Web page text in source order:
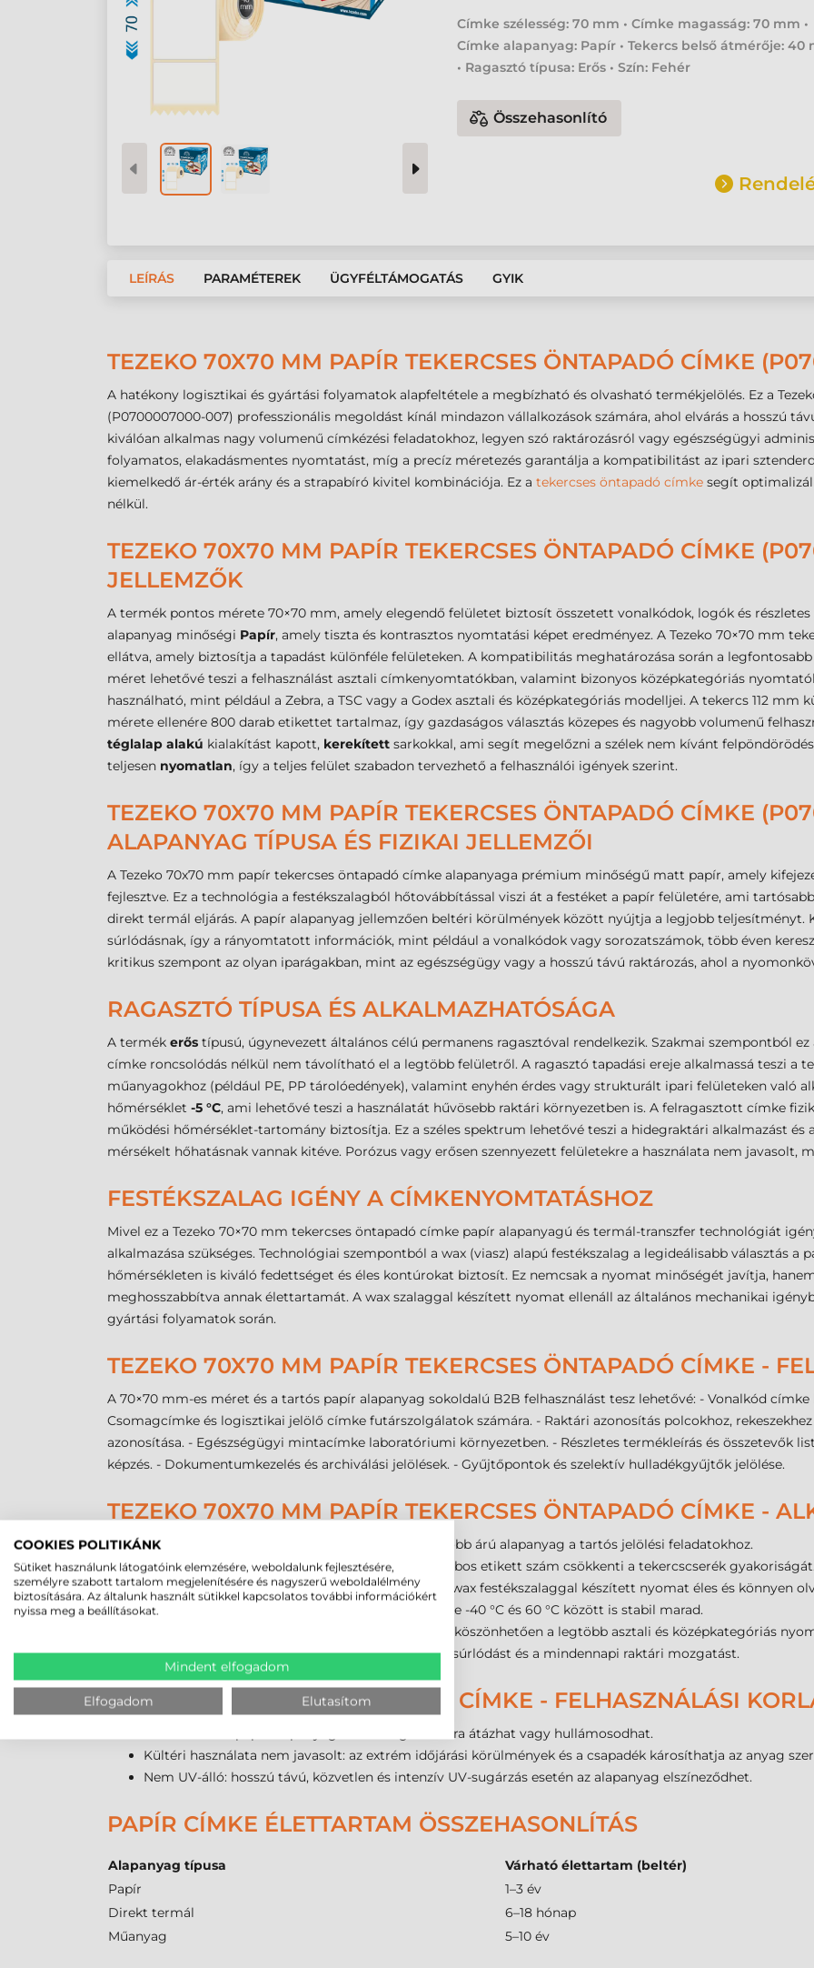
Címke szélesség: 70 mm • Címke magasság: 70 mm •
Címke alapanyag: Papír • Tekercs belső átmérője: 40
• Ragasztó típusa: Erős • Szín: Fehér
Összehasonlító
LEÍRÁS PARAMÉTEREK ÜGYFÉLTÁMOGATÁS GYIK
TEZEKO 70X70 MM PAPÍR TEKERCSES ÖNTAPADÓ CÍMKE
A hatékony logisztikai és gyártási folyamatok alapfeltétele a megbízható és olvasható termékjelölés. Ez a
(P0700007000-007) professzionális megoldást kínál mindazon vállalkozások számára, ahol elvárás a hosszú
kiválóan alkalmas nagy volumenű címkézési feladatokhoz, legyen szó raktározásról vagy egészségügyi
folyamatos, elakadásmentes nyomtatást, míg a precíz méretezés garantálja a kompatibilitást az ipari
kiemelkedő ár-érték arány és a strapabíró kivitel kombinációja. Ez a tekercses öntapadó címke segít
nélkül.
TEZEKO 70X70 MM PAPÍR TEKERCSES ÖNTAPADÓ CÍMKE
JELLEMZŐK
A termék pontos mérete 70×70 mm, amely elegendő felületet biztosít összetett vonalkódok, logók és
alapanyag minőségi Papír, amely tiszta és kontrasztos nyomtatási képet eredményez. A Tezeko 70×70 mm
ellátva, amely biztosítja a tapadást különféle felületeken. A kompatibilitás meghatározása során a
méret lehetővé teszi a felhasználást asztali címkenyomtatókban, valamint bizonyos középkategóriás
használható, mint például a Zebra, a TSC vagy a Godex asztali és középkategóriás modelljei. A tekercs 112
mérete ellenére 800 darab etikettet tartalmaz, így gazdaságos választás közepes és nagyobb volumenű
téglalap alakú kialakítást kapott, kerekített sarkokkal, ami segít megelőzni a szélek nem kívánt
teljesen nyomatlan, így a teljes felület szabadon tervezhető a felhasználói igények szerint.
TEZEKO 70X70 MM PAPÍR TEKERCSES ÖNTAPADÓ CÍMKE
ALAPANYAG TÍPUSA ÉS FIZIKAI JELLEMZŐI
A Tezeko 70x70 mm papír tekercses öntapadó címke alapanyaga prémium minőségű matt papír, amely
fejlesztve. Ez a technológia a festékszalagból hőtovábbítással viszi át a festéket a papír felületére, ami
direkt termál eljárás. A papír alapanyag jellemzően beltéri körülmények között nyújtja a legjobb teljesítményt.
súrlódásnak, így a rányomtatott információk, mint például a vonalkódok vagy sorozatszámok, több éven
kritikus szempont az olyan iparágakban, mint az egészségügy vagy a hosszú távú raktározás, ahol a
RAGASZTÓ TÍPUSA ÉS ALKALMAZHATÓSÁGA
A termék erős típusú, úgynevezett általános célú permanens ragasztóval rendelkezik. Szakmai szempontból
címke roncsolódás nélkül nem távolítható el a legtöbb felületről. A ragasztó tapadási ereje alkalmassá teszi a
műanyagokhoz (például PE, PP tárolóedények), valamint enyhén érdes vagy strukturált ipari felületeken való
hőmérséklet -5 °C, ami lehetővé teszi a használatát hűvösebb raktári környezetben is. A felragasztott címke
működési hőmérséklet-tartomány biztosítja. Ez a széles spektrum lehetővé teszi a hidegraktári alkalmazást és
mérsékelt hőhatásnak vannak kitéve. Porózus vagy erősen szennyezett felületekre a használata nem javasolt,
FESTÉKSZALAG IGÉNY A CÍMKENYOMTATÁSHOZ
Mivel ez a Tezeko 70×70 mm tekercses öntapadó címke papír alapanyagú és termál-transzfer technológiát
alkalmazása szükséges. Technológiai szempontból a wax (viasz) alapú festékszalag a legideálisabb választás a
hőmérsékleten is kiváló fedettséget és éles kontúrokat biztosít. Ez nemcsak a nyomat minőségét javítja,
meghosszabbítva annak élettartamát. A wax szalaggal készített nyomat ellenáll az általános mechanikai
gyártási folyamatok során.
TEZEKO 70X70 MM PAPÍR TEKERCSES ÖNTAPADÓ CÍMKE -
A 70×70 mm-es méret és a tartós papír alapanyag sokoldalú B2B felhasználást tesz lehetővé: - Vonalkód
Csomagcímke és logisztikai jelölő címke futárszolgálatok számára. - Raktári azonosítás polcokhoz,
azonosítása. - Egészségügyi mintacímke laboratóriumi környezetben. - Részletes termékleírás és összetevők
képzés. - Dokumentumkezelés és archiválási jelölések. - Gyűjtőpontok és szelektív hulladékgyűjtők jelölése.
TEZEKO 70X70 MM PAPÍR TEKERCSES ÖNTAPADÓ CÍMKE -
Költséghatékony megoldás: a papír a legkedvezőbb árú alapanyag a tartós jelölési feladatokhoz.
Gazdaságos kiszerelés: a tekercsenkénti 800 darabos etikett szám csökkenti a tekercscserék gyakoriságát.
Kiváló nyomatminőség: a matt papír felületen a wax festékszalaggal készített nyomat éles és könnyen
Széles működési tartomány: a felragasztott címke -40 °C és 60 °C között is stabil marad.
Ipari kompatibilitás: a 40 mm-es cséveméretnek köszönhetően a legtöbb asztali és középkategóriás
Mechanikai védelem: a papír alapanyag jól tűri a súrlódást és a mindennapi raktári mozgatást.
PAPÍR TEKERCSES ÖNTAPADÓ CÍMKE - FELHASZNÁLÁSI
Nem vízálló: a papír alapanyag nedvesség hatására átázhat vagy hullámosodhat.
Kültéri használata nem javasolt: az extrém időjárási körülmények és a csapadék károsíthatja az anyag
Nem UV-álló: hosszú távú, közvetlen és intenzív UV-sugárzás esetén az alapanyag elszíneződhet.
PAPÍR CÍMKE ÉLETTARTAM ÖSSZEHASONLÍTÁS
Alapanyag típusa
Várható élettartam (beltér)
Papír
1–3 év
Direkt termál
6–18 hónap
Műanyag
5–10 év
COOKIES POLITIKÁNK
Sütiket használunk látogatóink elemzésére, weboldalunk fejlesztésére,
személyre szabott tartalom megjelenítésére és nagyszerű weboldalélmény
biztosítására. Az általunk használt sütikkel kapcsolatos további információkért
nyissa meg a beállításokat.
Mindent elfogadom
Elfogadom Elutasítom